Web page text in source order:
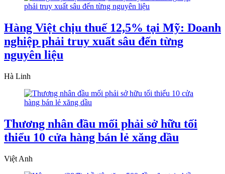
Hàng Việt chịu thuế 12,5% tại Mỹ: Doanh
nghiệp phải truy xuất sâu đến từng
nguyên liệu
Hà Linh
Thương nhân đầu mối phải sở hữu tối
thiểu 10 cửa hàng bán lẻ xăng dầu
Việt Anh